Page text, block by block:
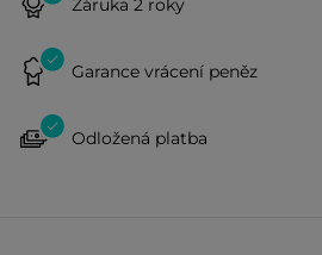
Garance vrácení peněz
Odložená platba